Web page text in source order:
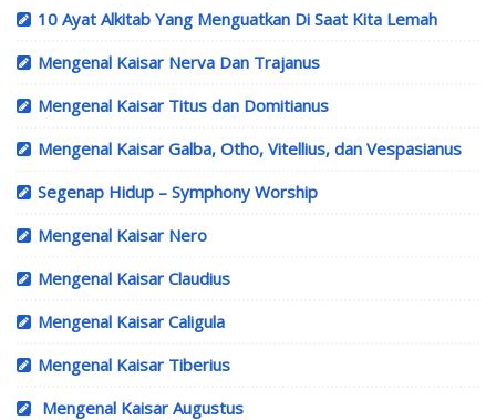
10 Ayat Alkitab Yang Menguatkan Di Saat Kita Lemah
Mengenal Kaisar Nerva Dan Trajanus
Mengenal Kaisar Titus dan Domitianus
Mengenal Kaisar Galba, Otho, Vitellius, dan Vespasianus
Segenap Hidup – Symphony Worship
Mengenal Kaisar Nero
Mengenal Kaisar Claudius
Mengenal Kaisar Caligula
Mengenal Kaisar Tiberius
Mengenal Kaisar Augustus